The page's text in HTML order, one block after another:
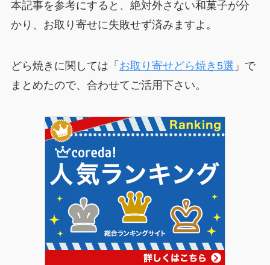
本記事を参考にすると、絶対外さない和菓子が分
かり、お取り寄せに失敗せず済みますよ。
どら焼きに関しては「 お取り寄せどら焼き5選 」で
まとめたので、合わせてご活用下さい。